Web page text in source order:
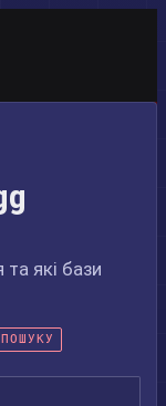
які бази